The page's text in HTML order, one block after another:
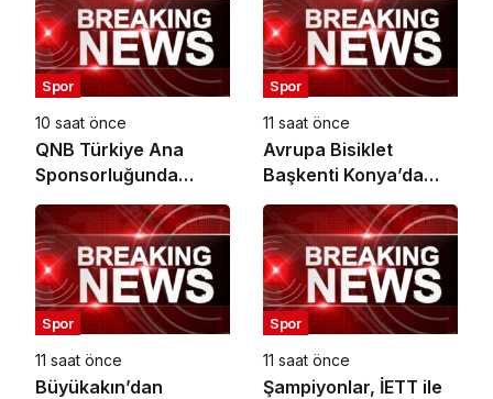
Spor
10 saat önce
QNB Türkiye Ana
Sponsorluğunda
Türkiye’nin İlk Padel
Türkiye Şampiyonası
Başlıyor
Spor
11 saat önce
Avrupa Bisiklet
Başkenti Konya’da
Bisiklet Festivali
Heyecanı Başladı
Spor
11 saat önce
Büyükakın’dan
Spor
11 saat önce
Şampiyonlar, İETT ile